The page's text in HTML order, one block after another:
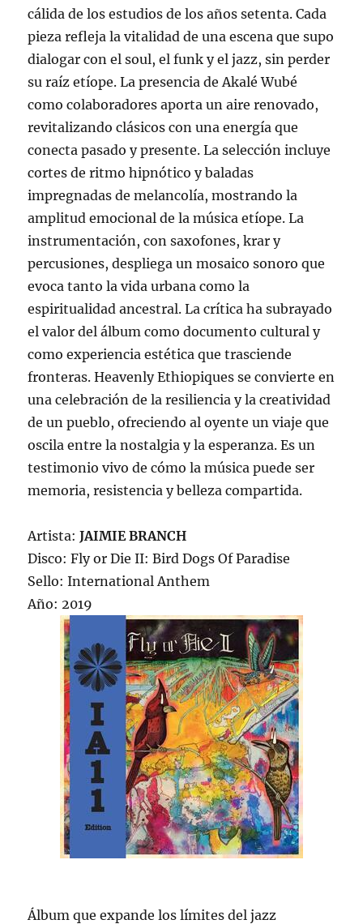
cálida de los estudios de los años setenta. Cada
pieza refleja la vitalidad de una escena que supo
dialogar con el soul, el funk y el jazz, sin perder
su raíz etíope. La presencia de Akalé Wubé
como colaboradores aporta un aire renovado,
revitalizando clásicos con una energía que
conecta pasado y presente. La selección incluye
cortes de ritmo hipnótico y baladas
impregnadas de melancolía, mostrando la
amplitud emocional de la música etíope. La
instrumentación, con saxofones, krar y
percusiones, despliega un mosaico sonoro que
evoca tanto la vida urbana como la
espiritualidad ancestral. La crítica ha subrayado
el valor del álbum como documento cultural y
como experiencia estética que trasciende
fronteras. Heavenly Ethiopiques se convierte en
una celebración de la resiliencia y la creatividad
de un pueblo, ofreciendo al oyente un viaje que
oscila entre la nostalgia y la esperanza. Es un
testimonio vivo de cómo la música puede ser
memoria, resistencia y belleza compartida.
Artista:JAIMIE BRANCH
Disco: Fly or Die II: Bird Dogs Of Paradise
Sello: International Anthem
Año: 2019
Álbum que expande los límites del jazz